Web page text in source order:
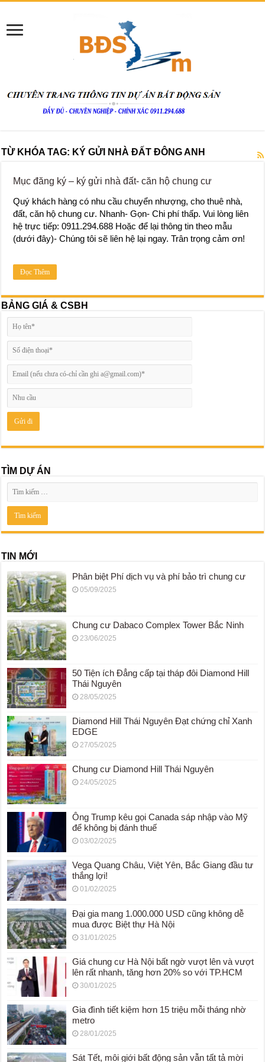
TỪ KHÓA TAG: KÝ GỬI NHÀ ĐẤT ĐÔNG ANH
Mục đăng ký – ký gửi nhà đất- căn hộ chung cư
Quý khách hàng có nhu cầu chuyển nhượng, cho thuê nhà,
đất, căn hộ chung cư. Nhanh- Gọn- Chi phí thấp. Vui lòng liên
hệ trực tiếp: 0911.294.688 Hoặc để lại thông tin theo mẫu
(dưới đây)- Chúng tôi sẽ liên hệ lại ngay. Trân trọng cảm ơn!
Đọc Thêm
BẢNG GIÁ & CSBH
TÌM DỰ ÁN
TIN MỚI
Phân biệt Phí dịch vụ và phí bảo trì chung cư
05/09/2025
Chung cư Dabaco Complex Tower Bắc Ninh
23/06/2025
50 Tiện ích Đẳng cấp tại tháp đôi Diamond Hill
Thái Nguyên
28/05/2025
Diamond Hill Thái Nguyên Đạt chứng chỉ Xanh
EDGE
27/05/2025
Chung cư Diamond Hill Thái Nguyên
24/05/2025
Ông Trump kêu gọi Canada sáp nhập vào Mỹ
để không bị đánh thuế
03/02/2025
Vega Quang Châu, Việt Yên, Bắc Giang đầu tư
thắng lợi!
01/02/2025
Đại gia mang 1.000.000 USD cũng không dễ
mua được Biệt thự Hà Nội
31/01/2025
Giá chung cư Hà Nội bất ngờ vượt lên và vượt
lên rất nhanh, tăng hơn 20% so với TP.HCM
30/01/2025
Gia đình tiết kiệm hơn 15 triệu mỗi tháng nhờ
metro
28/01/2025
Sát Tết, môi giới bất động sản vẫn tất tả mời